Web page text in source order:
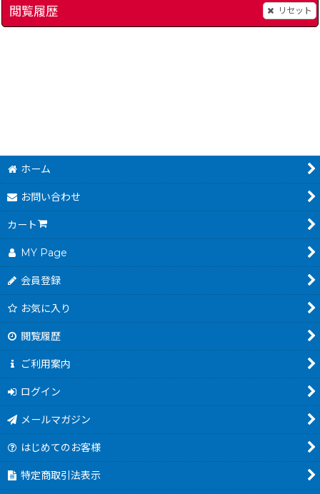
閲覧履歴 リセット
ホーム
お問い合わせ
カート
MY Page
会員登録
お気に入り
閲覧履歴
ご利用案内
ログイン
メールマガジン
はじめてのお客様
特定商取引法表示